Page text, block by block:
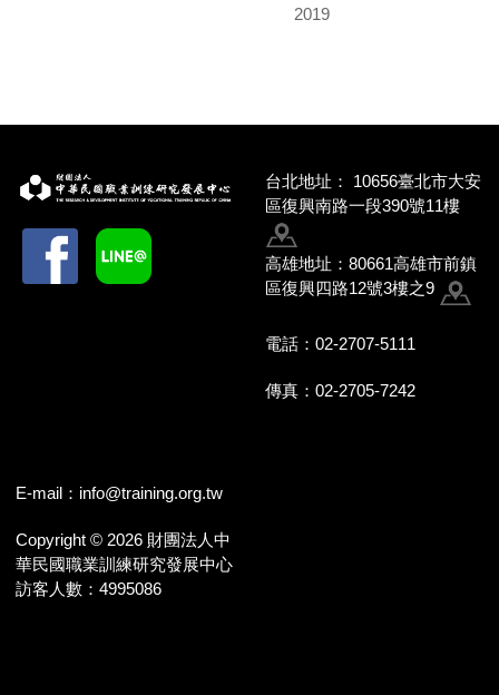
2019
台北地址：
10656臺北市大安
區復興南路一段390號11樓
高雄地址：80661高雄市前鎮
區復興四路12號3樓之9
電話：02-2707-5111
傳真：02-2705-7242
E-mail： info@training.org.tw
Copyright © 2026 財團法人中
華民國職業訓練研究發展中心
訪客人數：4995086